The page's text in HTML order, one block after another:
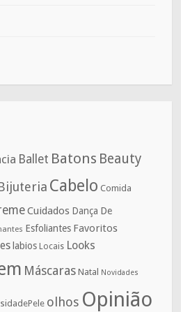
Ballet Batons Beauty
Cabelo Comida
Cuidados Dança De
Esfoliantes Favoritos
labios Locais Looks
Máscaras Natal Novidades
olhos Opinião